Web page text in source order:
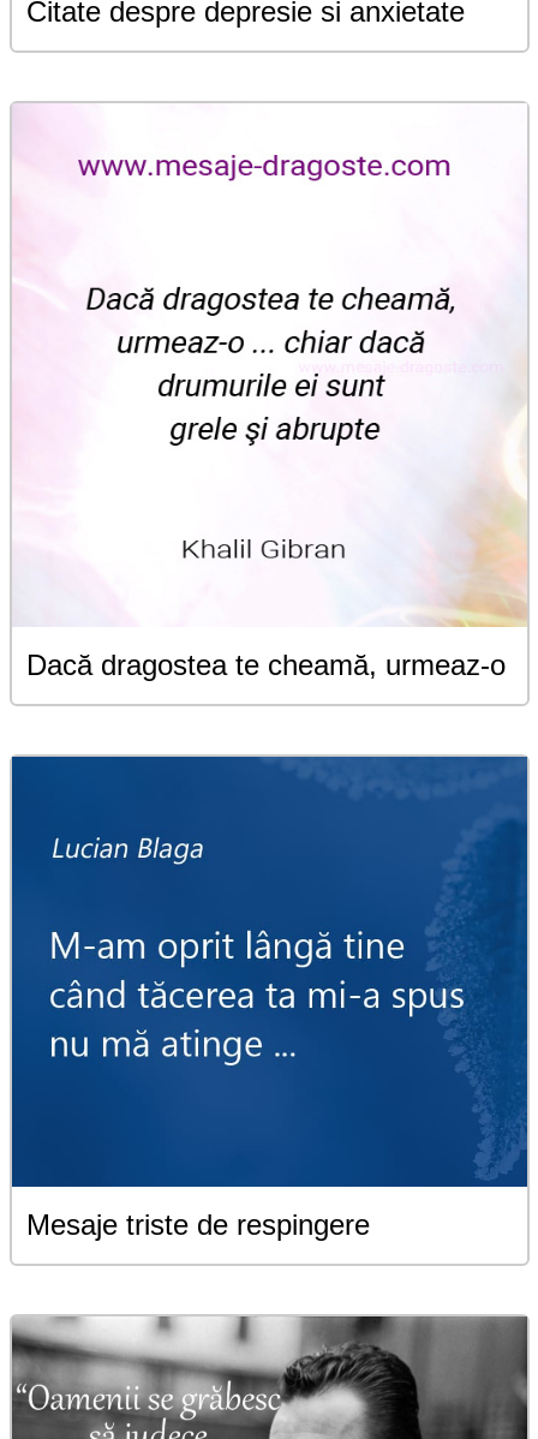
Citate despre depresie si anxietate
Dacă dragostea te cheamă, urmeaz-o
Mesaje triste de respingere